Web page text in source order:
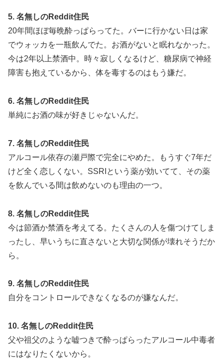
5. 名無しのReddit住民
20年間ほぼ毎晩酔っぱらってた。バーに行かない日は家
でウォッカを一瓶飲んでた。お酒がないと眠れなかった。
今は2年以上禁酒中。時々寂しくなるけど、糖尿病で神経
障害も抱えているから、体を毒するのはもう嫌だ。
6. 名無しのReddit住民
単純にお酒の味が好きじゃないんだ。
7. 名無しのReddit住民
アルコール依存の瀬戸際で完全にやめた。もうすぐ7年だ
けど全く恋しくない。SSRIという薬が効いてて、その薬
を飲んでいる間は飲めないのも理由の一つ。
8. 名無しのReddit住民
今は節酒か禁酒を考えてる。たくさんの人を傷つけてしま
ったし、早いうちに直さないと大切な関係が壊れそうだか
ら。
9. 名無しのReddit住民
自分をコントロールできなくなるのが嫌なんだ。
10. 名無しのReddit住民
父や祖父のような嘘つきで酔っぱらったアルコール中毒者
にはなりたくないから。